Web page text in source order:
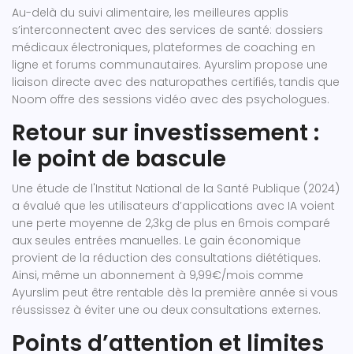
Au-delà du suivi alimentaire, les meilleures applis
s’interconnectent avec des services de santé: dossiers
médicaux électroniques, plateformes de coaching en
ligne et forums communautaires. Ayurslim propose une
liaison directe avec des naturopathes certifiés, tandis que
Noom offre des sessions vidéo avec des psychologues.
Retour sur investissement :
le point de bascule
Une étude de l'Institut National de la Santé Publique (2024)
a évalué que les utilisateurs d’applications avec IA voient
une perte moyenne de 2,3kg de plus en 6mois comparé
aux seules entrées manuelles. Le gain économique
provient de la réduction des consultations diététiques.
Ainsi, même un abonnement à 9,99€/mois comme
Ayurslim peut être rentable dès la première année si vous
réussissez à éviter une ou deux consultations externes.
Points d’attention et limites